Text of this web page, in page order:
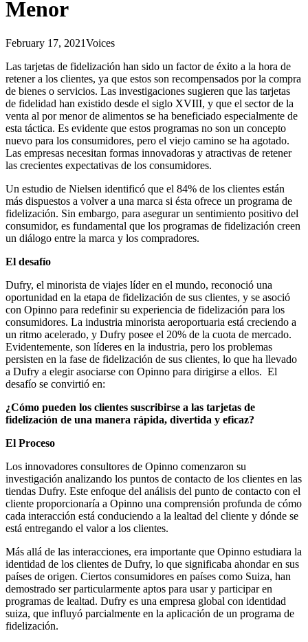
Menor
February 17, 2021Voices
Las tarjetas de fidelización han sido un factor de éxito a la hora de
retener a los clientes, ya que estos son recompensados por la compra
de bienes o servicios. Las investigaciones sugieren que las tarjetas
de fidelidad han existido desde el siglo XVIII, y que el sector de la
venta al por menor de alimentos se ha beneficiado especialmente de
esta táctica. Es evidente que estos programas no son un concepto
nuevo para los consumidores, pero el viejo camino se ha agotado.
Las empresas necesitan formas innovadoras y atractivas de retener
las crecientes expectativas de los consumidores.
Un estudio de Nielsen identificó que el 84% de los clientes están
más dispuestos a volver a una marca si ésta ofrece un programa de
fidelización. Sin embargo, para asegurar un sentimiento positivo del
consumidor, es fundamental que los programas de fidelización creen
un diálogo entre la marca y los compradores.
El desafío
Dufry, el minorista de viajes líder en el mundo, reconoció una
oportunidad en la etapa de fidelización de sus clientes, y se asoció
con Opinno para redefinir su experiencia de fidelización para los
consumidores. La industria minorista aeroportuaria está creciendo a
un ritmo acelerado, y Dufry posee el 20% de la cuota de mercado.
Evidentemente, son líderes en la industria, pero los problemas
persisten en la fase de fidelización de sus clientes, lo que ha llevado
a Dufry a elegir asociarse con Opinno para dirigirse a ellos. El
desafío se convirtió en:
¿Cómo pueden los clientes suscribirse a las tarjetas de
fidelización de una manera rápida, divertida y eficaz?
El Proceso
Los innovadores consultores de Opinno comenzaron su
investigación analizando los puntos de contacto de los clientes en las
tiendas Dufry. Este enfoque del análisis del punto de contacto con el
cliente proporcionaría a Opinno una comprensión profunda de cómo
cada interacción está conduciendo a la lealtad del cliente y dónde se
está entregando el valor a los clientes.
Más allá de las interacciones, era importante que Opinno estudiara la
identidad de los clientes de Dufry, lo que significaba ahondar en sus
países de origen. Ciertos consumidores en países como Suiza, han
demostrado ser particularmente aptos para usar y participar en
programas de lealtad. Dufry es una empresa global con identidad
suiza, que influyó parcialmente en la aplicación de un programa de
fidelización.